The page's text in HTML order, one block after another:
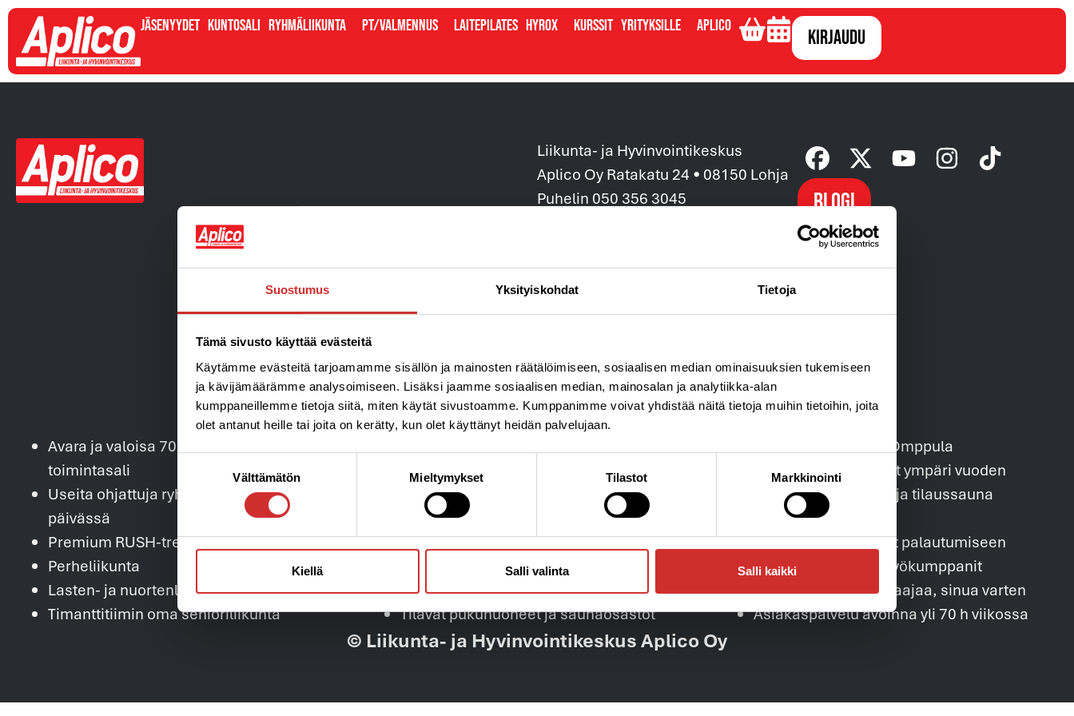
Suostumus Yksityiskohdat Tietoja
Tämä sivusto käyttää evästeitä
Käytämme evästeitä tarjoamamme sisällön ja mainosten räätälöimiseen, sosiaalisen median ominaisuuksien tukemiseen
ja kävijämäärämme analysoimiseen. Lisäksi jaamme sosiaalisen median, mainosalan ja analytiikka-alan
kumppaneillemme tietoja siitä, miten käytät sivustoamme. Kumppanimme voivat yhdistää näitä tietoja muihin tietoihin, joita
olet antanut heille tai joita on kerätty, kun olet käyttänyt heidän palvelujaan.
Välttämätön Mieltymykset Tilastot Markkinointi
Kiellä Salli valinta Salli kaikki
Jäsenyydet Kuntosali Ryhmäliikunta PT/valmennus Laitepilates Hyrox Kurssit Yrityksille Aplico Kirjaudu
Liikunta- ja Hyvinvointikeskus
Aplico Oy Ratakatu 24 • 08150 Lohja
Puhelin 050 356 3045
Tietosuojaseloste ja arvontaehdot »
Blogi
Kuntoklubimme palvelut
Avara ja valoisa 700 m2 kuntosali ja
toimintasali
Useita ohjattuja ryhmäliikuntatunteja
päivässä
Premium RUSH-treeni ja FLOW-Laitepilates
Perheliikunta
Lasten- ja nuortenliikunta
Timanttitiimin oma senioriliikunta
AplicOnline-palvelu, josta löydät jumpat
suorana lähetyksenä tai tallenteina
Oma Personal Trainer treenaamisen tueksi
paikan päällä tai etänä
Personal Training -palvelut ja
valmennusryhmät
Tilavat pukuhuoneet ja saunaosastot
Ohjattu lapsiparkki Omppula
Kurssit ja tapahtumat ympäri vuoden
25 henkilön klubitila ja tilaussauna
InBody
e-Cabin kylmähoidot palautumiseen
Hyvinvoinnin yhteistyökumppanit
32 liikunnan moniosaajaa, sinua varten
Asiakaspalvelu avoinna yli 70 h viikossa
© Liikunta- ja Hyvinvointikeskus Aplico Oy